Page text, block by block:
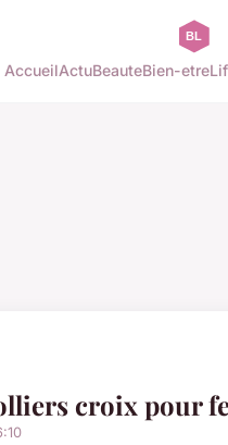
AccueilActuBeauteBien-etre
croix pour